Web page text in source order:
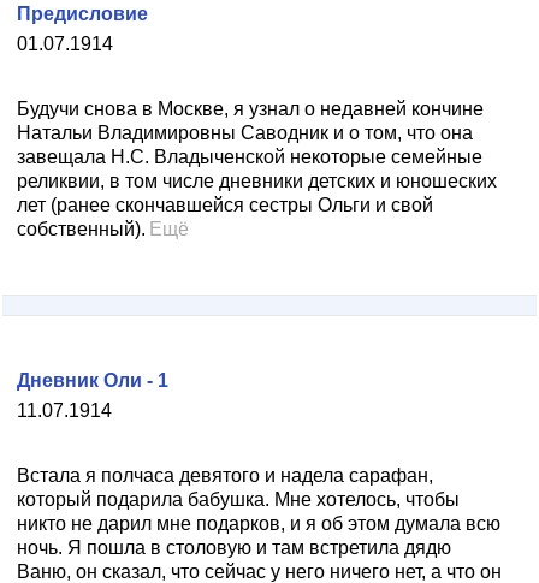
01.07.1914
Предисловие
Будучи снова в Москве, я узнал о недавней кончине
Натальи Владимировны Саводник и о том, что она
завещала Н.С. Владыченской некоторые семейные
реликвии, в том числе дневники детских и юношеских
лет (ранее скончавшейся сестры Ольги и свой
собственный). Ещё
11.07.1914
Дневник Оли - 1
Встала я полчаса девятого и надела сарафан,
который подарила бабушка. Мне хотелось, чтобы
никто не дарил мне подарков, и я об этом думала всю
ночь. Я пошла в столовую и там встретила дядю
Ваню, он сказал, что сейчас у него ничего нет, а что он